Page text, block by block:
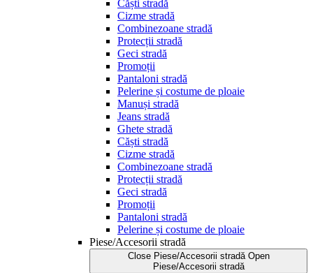
Căști stradă
Cizme stradă
Combinezoane stradă
Protecții stradă
Geci stradă
Promoții
Pantaloni stradă
Pelerine și costume de ploaie
Manuși stradă
Jeans stradă
Ghete stradă
Căști stradă
Cizme stradă
Combinezoane stradă
Protecții stradă
Geci stradă
Promoții
Pantaloni stradă
Pelerine și costume de ploaie
Piese/Accesorii stradă
Close Piese/Accesorii stradă Open
Piese/Accesorii stradă